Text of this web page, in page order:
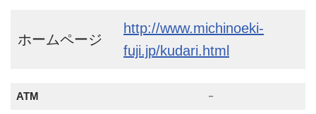
ホームページ
http://www.michinoeki-
fuji.jp/kudari.html
ATM －